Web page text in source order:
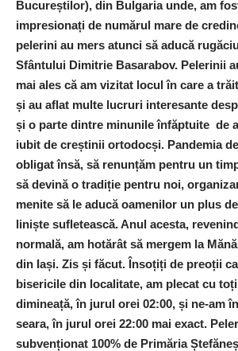
Bucureștilor), din Bulgaria unde, am
impresionați de numărul mare de
pelerini au mers atunci să aducă
Sfântului Dimitrie Basarabov. Pelerinii
mai ales că am vizitat locul în care a
și au aflat multe lucruri interesante
și o parte dintre minunile înfăptuite de
iubit de creștinii ortodocși. Pandemia
obligat însă, să renunțăm pentru un
să devină o tradiție pentru noi,
menite să le aducă oamenilor un plus
liniște sufletească. Anul acesta,
normală, am hotărât să mergem la
din Iași. Zis și făcut. Însoțiți de preoții
bisericile din localitate, am plecat cu
dimineață, în jurul orei 02:00, și ne-am
seara, în jurul orei 22:00 mai exact.
subvenționat 100% de Primăria